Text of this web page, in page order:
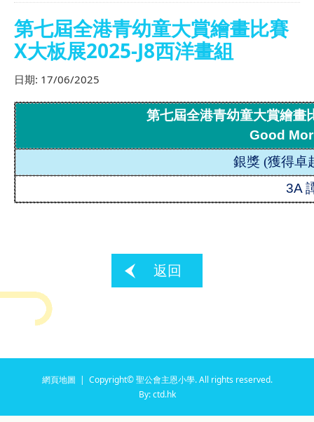
第七屆全港青幼童大賞繪畫比賽
X大板展2025-J8西洋畫組
日期: 17/06/2025
第七屆全港青幼童大賞繪畫
Good
銀獎 (獲得卓
3A
返回
網頁地圖 | Copyright© 聖公會主恩小學. All rights reserved.
By: ctd.hk